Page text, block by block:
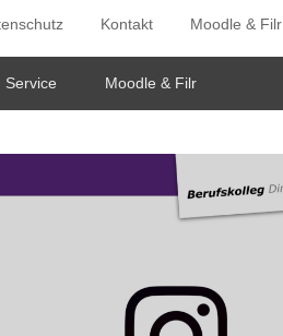
Kontakt Moodle & Filr
Service Moodle & Filr